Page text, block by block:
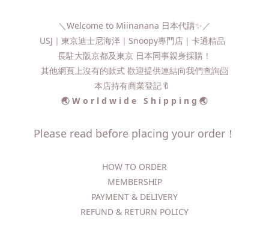
＼Welcome to Miinanana 日本代購✨／
USJ｜東京迪士尼海洋｜Snoopy專門店｜卡通精品
長駐大阪京都及東京 日本同事親身採購！
其他網頁上沒有的款式 歡迎提供連結向我們查詢📨​
本店持有商業登記🔖
🌏 W o r l d w i d e S h i p p i n g 🌏
Please read before placing your order！
HOW TO ORDER​
MEMBERSHIP
PAYMENT & DELIVERY
REFUND & RETURN POLICY